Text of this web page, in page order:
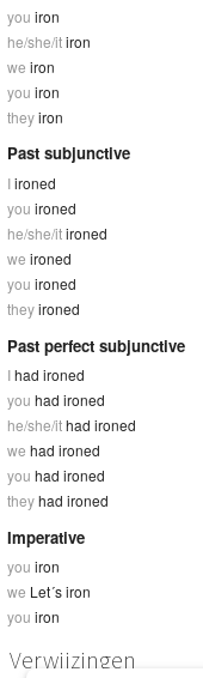
you iron
he/she/itiron
we iron
you iron
theyiron
Past subjunctive
Iironed
you ironed
he/she/itironed
we ironed
you ironed
theyironed
Past perfect subjunctive
Ihad ironed
you had ironed
he/she/ithad ironed
we had ironed
you had ironed
theyhad ironed
Imperative
you iron
we Let´s iron
you iron
Verwijzingen